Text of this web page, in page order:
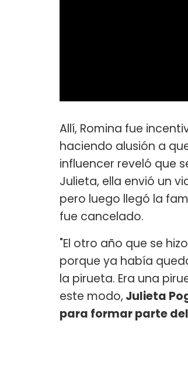
Allí, Romina fue
haciendo alusión a
influencer reveló que
Julieta, ella envió un
pero luego llegó la
fue cancelado.
"El otro año que se
porque ya había
la pirueta. Era una
este modo, Julieta
para formar parte